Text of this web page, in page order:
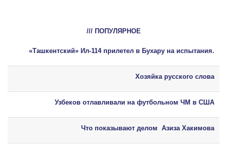
/// ПОПУЛЯРНОЕ
«Ташкентский» Ил-114 прилетел в Бухару на испытания.
Хозяйка русского слова
Узбеков отлавливали на футбольном ЧМ в США
Что показывают делом Азиза Хакимова